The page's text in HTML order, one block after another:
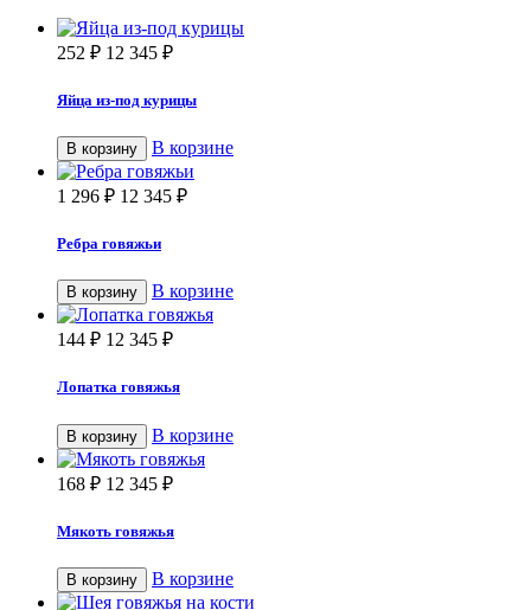
252 ₽ 12 345 ₽
Яйца из-под курицы
В корзину В корзине
1 296 ₽ 12 345 ₽
Ребра говяжьи
В корзину В корзине
144 ₽ 12 345 ₽
Лопатка говяжья
В корзину В корзине
168 ₽ 12 345 ₽
Мякоть говяжья
В корзину В корзине